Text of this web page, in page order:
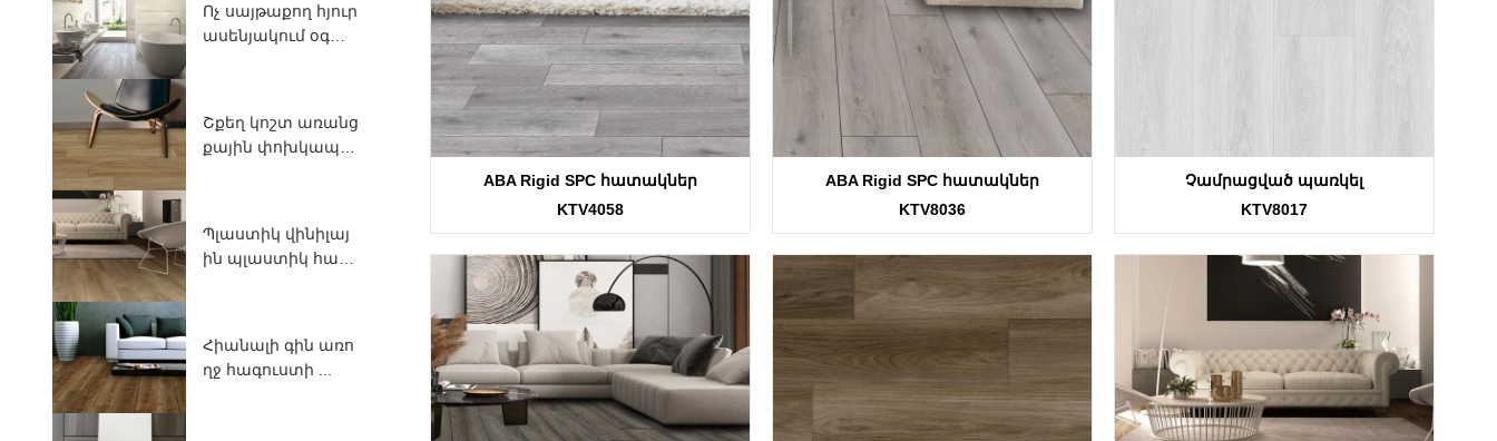
Ոչ սայթաքող հյուր
ասենյակում օգտ
Շքեղ կոշտ առանց
քային փոխկապա
Պլաստիկ վինիլայ
ին պլաստիկ հատ
Հիանալի գին առո
ղջ հագուստի ...
ABA Rigid SPC հատակներ
KTV4058
ABA Rigid SPC հատակներ
KTV8036
Չամրացված պառկել
KTV8017